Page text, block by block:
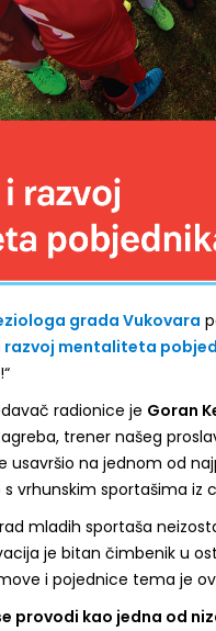
grada Vukovara
razvoj mentaliteta
radionice je Goran
trener našeg
usavršio na jednom od
vrhunskim sportašima iz
mladih sportaša
je bitan čimbenik u
i pojednice tema je
provodi kao jedna od